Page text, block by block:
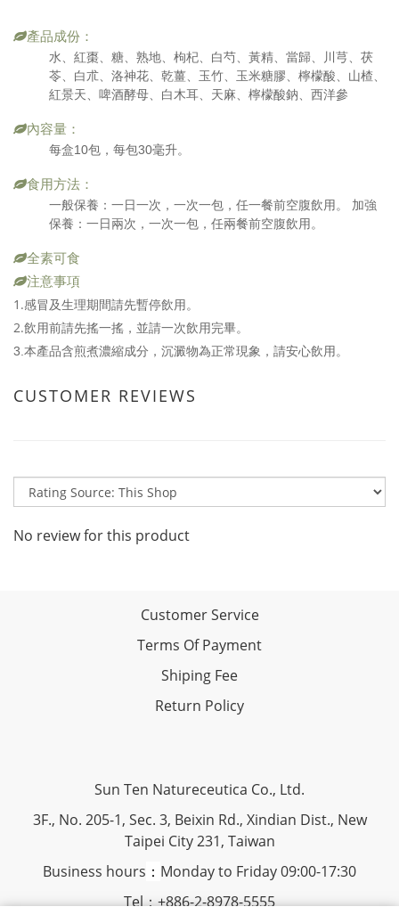
產品成份：
水、紅棗、糖、熟地、枸杞、白芍、黃精、當歸、川芎、茯
苓、白朮、洛神花、乾薑、玉竹、玉米糖膠、檸檬酸、山楂、
紅景天、啤酒酵母、白木耳、天麻、檸檬酸鈉、西洋參
內容量：
每盒10包，每包30毫升。
食用方法：
一般保養：一日一次，一次一包，任一餐前空腹飲用。 加強
保養：一日兩次，一次一包，任兩餐前空腹飲用。
全素可食
注意事項
1.感冒及生理期間請先暫停飲用。
2.飲用前請先搖一搖，並請一次飲用完畢。
3.本產品含煎煮濃縮成分，沉澱物為正常現象，請安心飲用。
CUSTOMER REVIEWS
No review for this product
Customer Service
Terms Of Payment
Shiping Fee
Return Policy
Sun Ten Natureceutica Co., Ltd.
3F., No. 205-1, Sec. 3, Beixin Rd., Xindian Dist., New
Taipei City 231, Taiwan
Business hours ： Monday to Friday 09:00-17:30
Tel：+886-2-8978-5555